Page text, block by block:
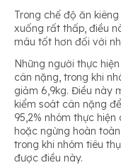
Trong chế độ ăn
xuống rất thấp, điều
máu tốt hơn đối với
Những người thực hiện
cân nặng, trong khi
giảm 6,9kg. Điều này
kiểm soát cân nặng
95,2% nhóm thực
hoặc ngừng hoàn
trong khi nhóm tiêu
được điều này.